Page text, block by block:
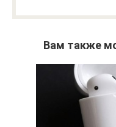
Вам также